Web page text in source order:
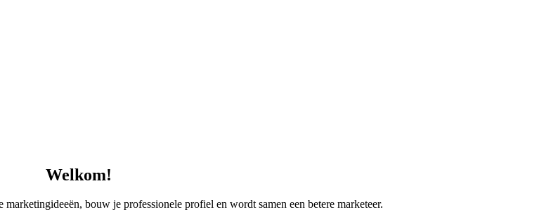
Welkom!
bouw je professionele profiel en wordt samen een betere marketeer.